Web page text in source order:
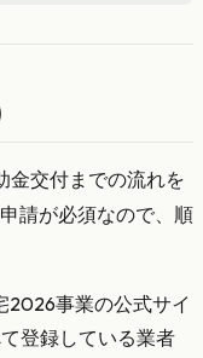
金交付までの流れを
請が必須なので、順
2026事業の公式サイ
登録している業者